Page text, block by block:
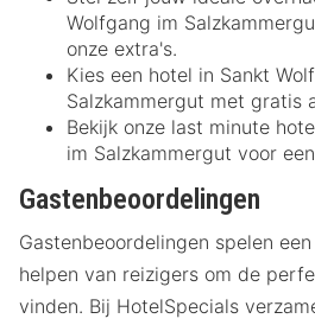
Wolfgang im
onze extra's.
Kies een hotel in Sankt
Salzkammergut met gratis
Bekijk onze last minute
im Salzkammergut voor
Gastenbeoordelingen
Gastenbeoordelingen spelen
helpen van reizigers om de
vinden. Bij HotelSpecials